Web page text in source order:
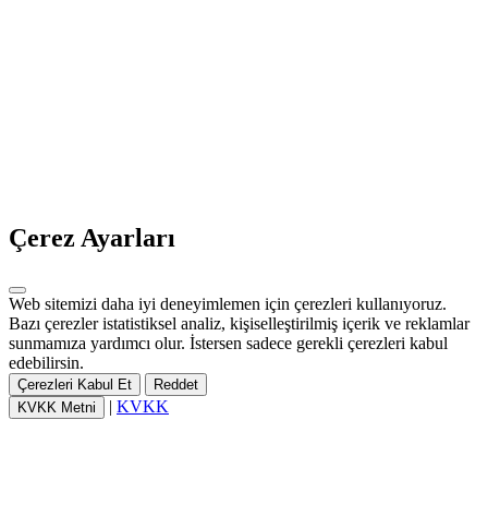
Çerez Ayarları
Web sitemizi daha iyi deneyimlemen için çerezleri kullanıyoruz.
Bazı çerezler istatistiksel analiz, kişiselleştirilmiş içerik ve reklamlar
sunmamıza yardımcı olur. İstersen sadece gerekli çerezleri kabul
edebilirsin.
Çerezleri Kabul Et
Reddet
KVKK Metni
| KVKK